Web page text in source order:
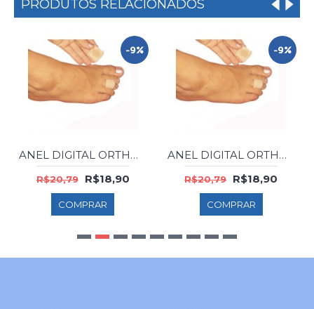
PRODUTOS RELACIONADOS
-9%
ANEL DIGITAL ORTHOPAUHER SG-301 G AL.GEL
R$20,79 R$18,90
COMPRAR
-9%
ANEL DIGITAL ORTHOPAUHER SG-301 M AL.GEL
R$20,79 R$18,90
COMPRAR